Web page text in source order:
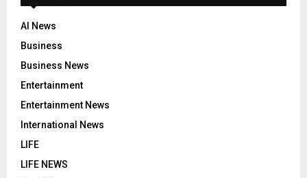
AI News
Business
Business News
Entertainment
Entertainment News
International News
LIFE
LIFE NEWS